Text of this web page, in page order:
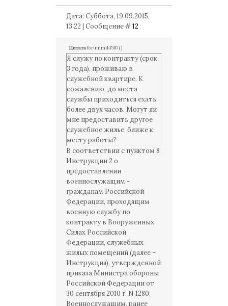
Дата: Суббота, 19.09.2015,
13:22 | Сообщение #12
Цитатаforummil4587()
Я служу по контракту (срок
3 года), проживаю в
служебной квартире. К
сожалению, до места
службы приходиться ехать
более двух часов. Могут ли
мне предоставить другое
служебное жилье, ближе к
месту работы?
В соответствии с пунктом 8
Инструкции 2 о
предоставлении
военнослужащим -
гражданам Российской
Федерации, проходящим
военную службу по
контракту в Вооруженных
Силах Российской
Федерации, служебных
жилых помещений (далее –
Инструкция), утвержденной
приказа Министра обороны
Российской Федерации от
30 сентября 2010 г. N 1280.
Военнослужащим, ранее